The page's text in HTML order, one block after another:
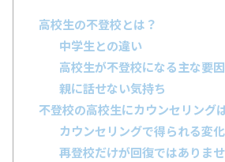
高校生の不登校とは？
中学生との違い
高校生が不登校になる主な要因
親に話せない気持ち
不登校の高校生にカウンセリング
カウンセリングで得られる変化
再登校だけが回復ではありま